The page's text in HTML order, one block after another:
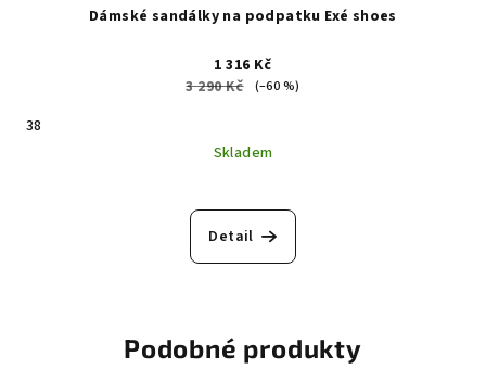
Dámské sandálky na podpatku Exé shoes
1 316 Kč
3 290 Kč
(–60 %)
38
Skladem
Detail
Podobné produkty